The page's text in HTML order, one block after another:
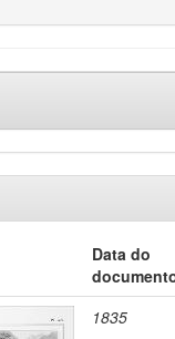
Data do
1835